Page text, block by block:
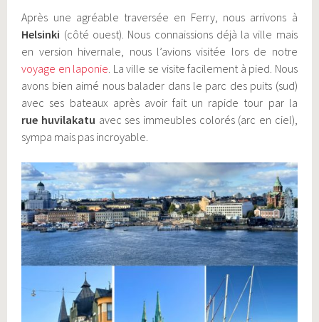
Après une agréable traversée en Ferry, nous arrivons à
Helsinki (côté ouest). Nous connaissions déjà la ville mais
en version hivernale, nous l’avions visitée lors de notre
voyage en laponie . La ville se visite facilement à pied. Nous
avons bien aimé nous balader dans le parc des puits (sud)
avec ses bateaux après avoir fait un rapide tour par la
rue huvilakatu avec ses immeubles colorés (arc en ciel),
sympa mais pas incroyable.